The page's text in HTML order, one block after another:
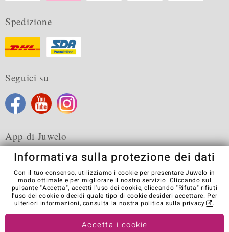
Spedizione
Seguici su
App di Juwelo
Condizioni generali di vendita Informativa Privacy
Cookies
Note legali
Contatti
Recedere dal contratto
Visit our stores in other countries:
Informativa sulla protezione dei dati
Con il tuo consenso, utilizziamo i cookie per presentare Juwelo in
modo ottimale e per migliorare il nostro servizio. Cliccando sul
pulsante "Accetta", accetti l'uso dei cookie, cliccando "Rifuta" rifiuti
l'uso dei cookie o decidi quale tipo di cookie desideri accettare. Per
ulteriori informazioni, consulta la nostrapolitica sulla privacy .
Accetta i cookie